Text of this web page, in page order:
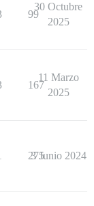
99
30 Octubre
2025
167
11 Marzo
2025
275
3 Junio 2024